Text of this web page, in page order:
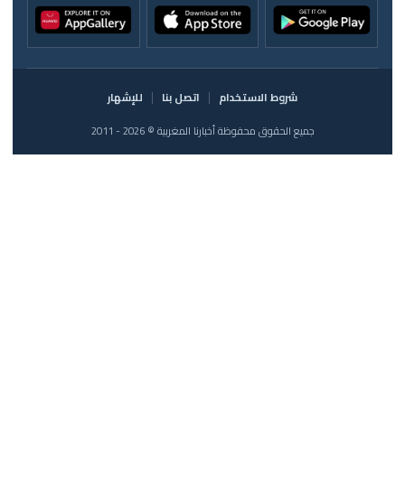
شروط الاستخدام اتصل بنا
للإشهار
جميع الحقوق محفوظة أخبارنا المغربية © 2026 - 2011